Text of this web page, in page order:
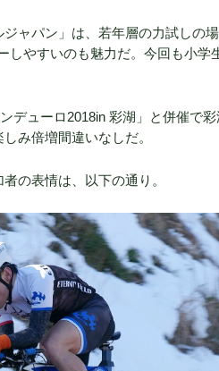
ャパン」は、若年層の力試しの
しやすいのも魅力だ。今回も小
デューロ2018in 彩湖」と併催で
み倍増間違いなしだ。
の表情は、以下の通り。